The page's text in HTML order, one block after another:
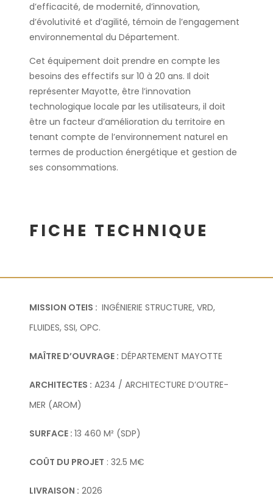
d’efficacité, de modernité, d’innovation,
d’évolutivité et d’agilité, témoin de l’engagement
environnemental du Département.
Cet équipement doit prendre en compte les
besoins des effectifs sur 10 à 20 ans. Il doit
représenter Mayotte, être l’innovation
technologique locale par les utilisateurs, il doit
être un facteur d’amélioration du territoire en
tenant compte de l’environnement naturel en
termes de production énergétique et gestion de
ses consommations.
FICHE TECHNIQUE
MISSION OTEIS : INGÉNIERIE STRUCTURE, VRD,
FLUIDES, SSI, OPC.
MAÎTRE D’OUVRAGE : DÉPARTEMENT MAYOTTE
ARCHITECTES : A234 / ARCHITECTURE D’OUTRE-
MER (AROM)
SURFACE : 13 460 M² (SDP)
COÛT DU PROJET : 32.5 M€
LIVRAISON : 2026